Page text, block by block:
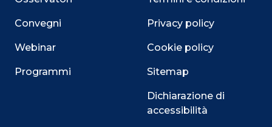
Convegni
Webinar
Programmi
Privacy policy
Cookie policy
Sitemap
Dichiarazione di
accessibilità